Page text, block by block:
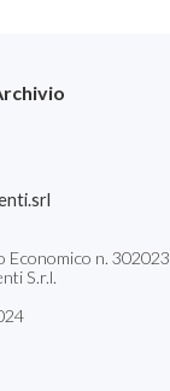
Economico n.
S.r.l.